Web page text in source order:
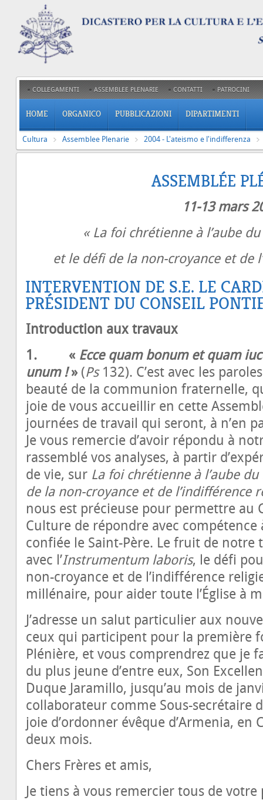
COLLEGAMENTI ASSEMBLEE PLENARIE CONTATTI PATROCINI
HOME ORGANICO PUBBLICAZIONI DIPARTIMENTI
Cultura Assemblee Plenarie 2004 - L'ateismo e l'indifferenza
ASSEMBLÉE
11-13 mars
« La foi chrétienne à l’aube
et le défi de la non-croyance et de
INTERVENTION DE S.E. LE
PRÉSIDENT DU CONSEIL
Introduction aux travaux
1. « Ecce quam bonum et quam
unum !»(Ps132). C’est avec les
beauté de la communion fraternelle,
joie de vous accueillir en cette
journées de travail qui seront, à n’en
Je vous remercie d’avoir répondu à
rassemblé vos analyses, à partir
de vie, sur La foi chrétienne à l’aube
de la non-croyance et de l’indifférence
nous est précieuse pour permettre au
Culture de répondre avec
confiée le Saint-Père. Le fruit de
avec l’Instrumentum laboris, le défi
non-croyance et de l’indifférence
millénaire, pour aider toute l’Église à
J’adresse un salut particulier aux
ceux qui participent pour la première
Plénière, et vous comprendrez que je
du plus jeune d’entre eux, Son
Duque Jaramillo, jusqu’au mois de
collaborateur comme Sous-secrétaire
joie d’ordonner évêque d’Armenia, en
deux mois.
Chers Frères et amis,
Je tiens à vous remercier tous de votre